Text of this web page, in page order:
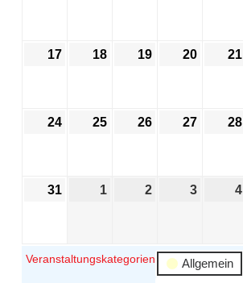
17 18 19 20 21
24 25 26 27 28
31 1 2 3 4
Veranstaltungskategorien
Allgemein